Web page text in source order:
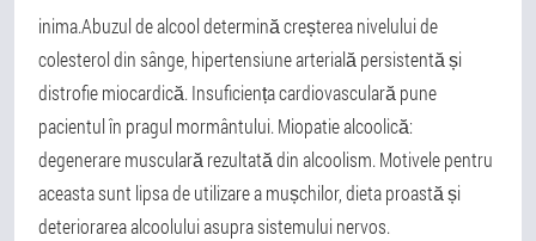
inima.Abuzul de alcool determină creșterea nivelului de
colesterol din sânge, hipertensiune arterială persistentă și
distrofie miocardică. Insuficiența cardiovasculară pune
pacientul în pragul mormântului. Miopatie alcoolică:
degenerare musculară rezultată din alcoolism. Motivele pentru
aceasta sunt lipsa de utilizare a mușchilor, dieta proastă și
deteriorarea alcoolului asupra sistemului nervos.